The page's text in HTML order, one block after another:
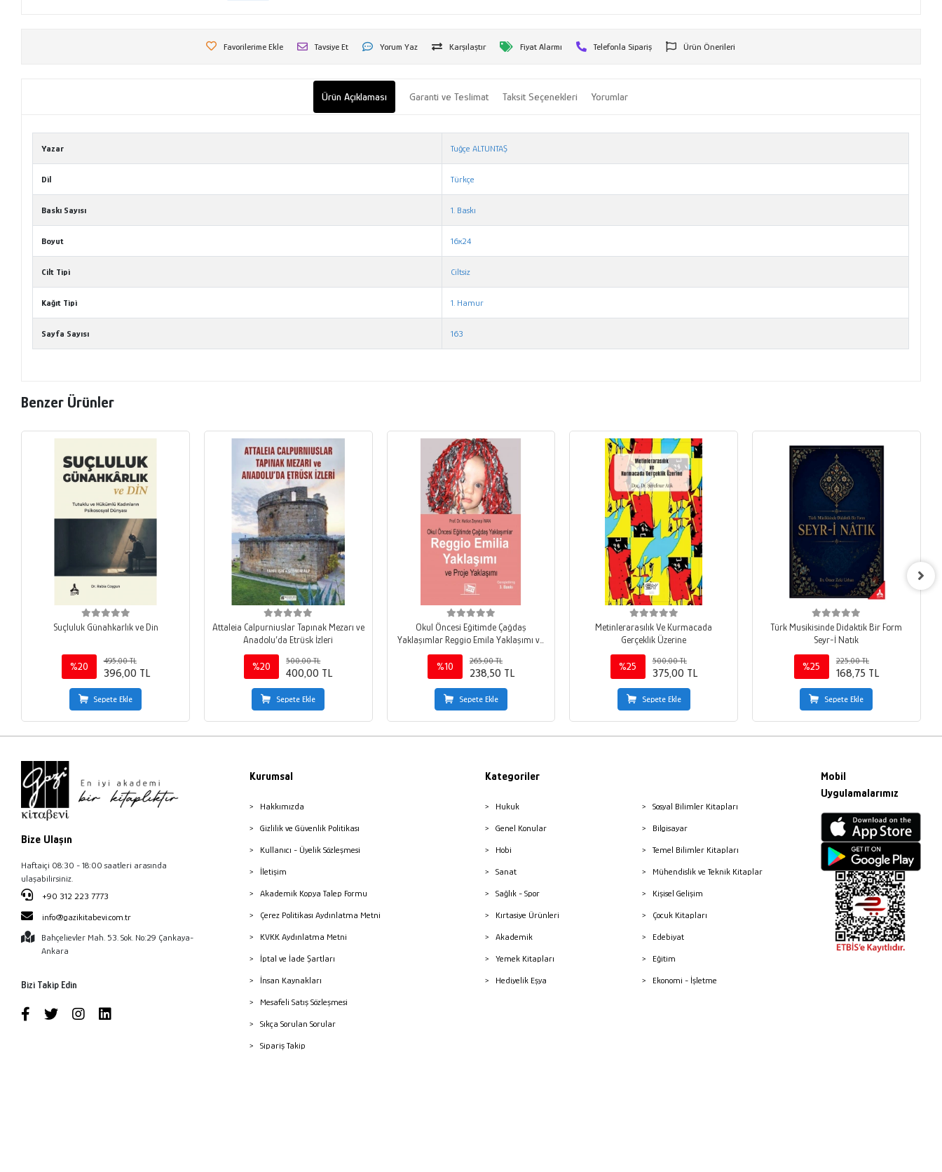
Favorilerime Ekle Tavsiye Et Yorum Yaz Karşılaştır Fiyat Alarmı Telefonla Sipariş Ürün Önerileri
Ürün Açıklaması Garanti ve Teslimat Taksit Seçenekleri Yorumlar
Yazar Tuğçe ALTUNTAŞ
Dil Türkçe
Baskı Sayısı 1. Baskı
Boyut 16x24
Cilt Tipi Ciltsiz
Kağıt Tipi 1. Hamur
Sayfa Sayısı 163
Benzer Ürünler
Suçluluk Günahkarlık ve Din
%20
495,00 TL
396,00 TL
Sepete Ekle
Attaleia Calpurniuslar Tapınak Mezarı ve
Anadolu’da Etrüsk İzleri
%20
500,00 TL
400,00 TL
Sepete Ekle
Okul Öncesi Eğitimde Çağdaş
Yaklaşımlar Reggio Emila Yaklaşımı ve
Proje Yaklaşımı
%10
265,00 TL
238,50 TL
Sepete Ekle
Metinlerarasılık Ve Kurmacada
Gerçeklik Üzerine
%25
500,00 TL
375,00 TL
Sepete Ekle
Türk Musikisinde Didaktik Bir Form
Seyr-İ Natık
%25
225,00 TL
168,75 TL
Sepete Ekle
Bize Ulaşın
Haftaiçi 08:30 - 18:00 saatleri arasında
ulaşabilirsiniz.
+90 312 223 7773
info@gazikitabevi.com.tr
Bahçelievler Mah. 53. Sok. No:29 Çankaya-
Ankara
Bizi Takip Edin
Kurumsal
Hakkımızda
Gizlilik ve Güvenlik Politikası
Kullanıcı - Üyelik Sözleşmesi
İletişim
Akademik Kopya Talep Formu
Çerez Politikası Aydınlatma Metni
KVKK Aydınlatma Metni
İptal ve İade Şartları
İnsan Kaynakları
Mesafeli Satış Sözleşmesi
Sıkça Sorulan Sorular
Sipariş Takip
Kategoriler
Hukuk
Genel Konular
Hobi
Sanat
Sağlık - Spor
Kırtasiye Ürünleri
Akademik
Yemek Kitapları
Hediyelik Eşya
Sosyal Bilimler Kitapları
Bilgisayar
Temel Bilimler Kitapları
Mühendislik ve Teknik Kitaplar
Kişisel Gelişim
Çocuk Kitapları
Edebiyat
Eğitim
Ekonomi - İşletme
Mobil
Uygulamalarımız